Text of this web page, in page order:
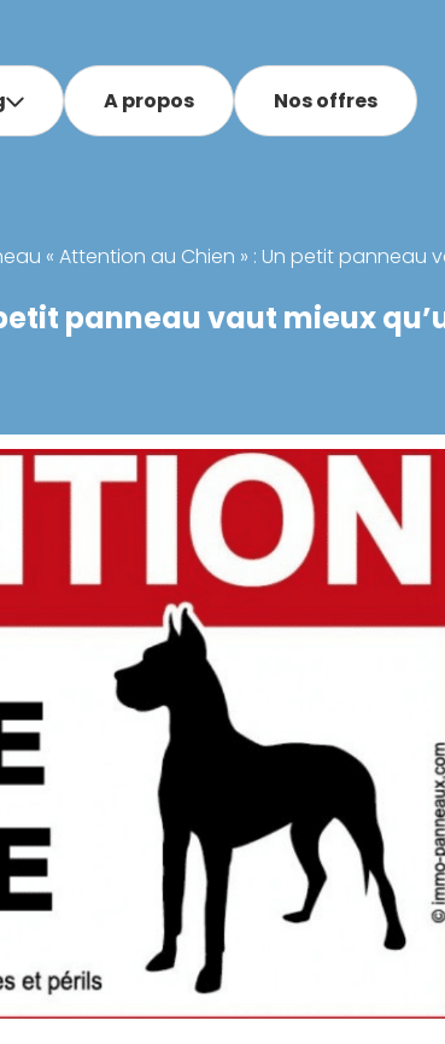
A propos Nos offres
« Attention au Chien » : Un petit panneau
panneau vaut mieux